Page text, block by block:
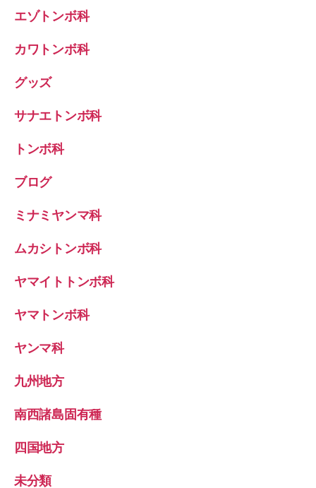
エゾトンボ科
カワトンボ科
グッズ
サナエトンボ科
トンボ科
ブログ
ミナミヤンマ科
ムカシトンボ科
ヤマイトトンボ科
ヤマトンボ科
ヤンマ科
九州地方
南西諸島固有種
四国地方
未分類